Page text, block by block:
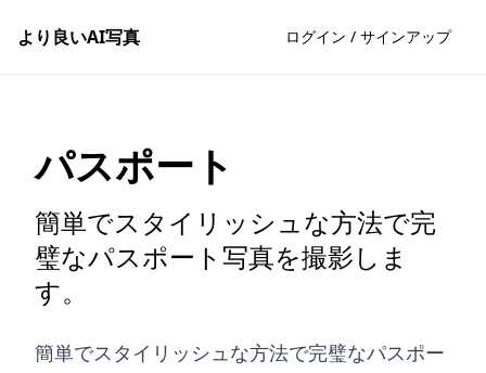
より良いAI写真 ログイン / サインアップ
パスポート
簡単でスタイリッシュな方法で完
璧なパスポート写真を撮影しま
す。
簡単でスタイリッシュな方法で完璧なパスポー